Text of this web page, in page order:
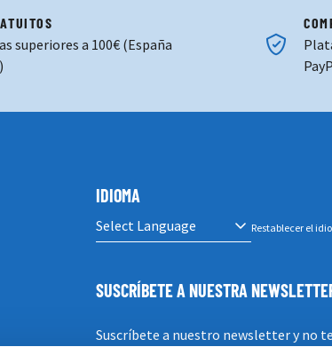
superiores a 100€ (España
IDIOMA
Restablecer el
SUSCRÍBETE A NUESTRA
Suscríbete a nuestro newsletter y no